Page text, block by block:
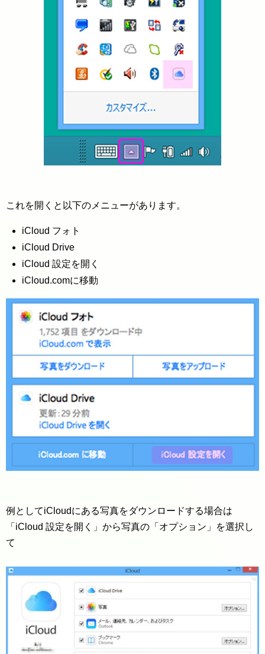
これを開くと以下のメニューがあります。
iCloud フォト
iCloud Drive
iCloud 設定を開く
iCloud.comに移動
例としてiCloudにある写真をダウンロードする場合は
「iCloud 設定を開く」から写真の「オプション」を選択し
て